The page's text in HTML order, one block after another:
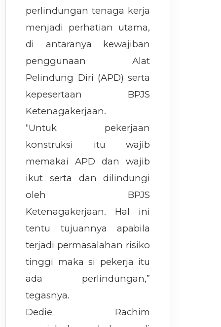
perlindungan tenaga kerja
menjadi perhatian utama,
di antaranya kewajiban
penggunaan Alat
Pelindung Diri (APD) serta
kepesertaan BPJS
Ketenagakerjaan.
“Untuk pekerjaan
konstruksi itu wajib
memakai APD dan wajib
ikut serta dan dilindungi
oleh BPJS
Ketenagakerjaan. Hal ini
tentu tujuannya apabila
terjadi permasalahan risiko
tinggi maka si pekerja itu
ada perlindungan,”
tegasnya.
Dedie Rachim